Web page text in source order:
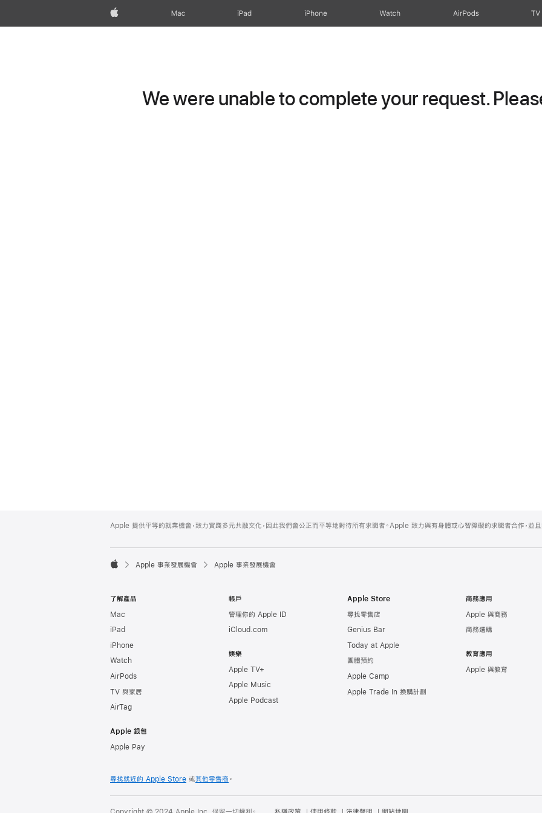
Apple Mac iPad iPhone Watch AirPods TV
We were unable to complete your request.
Footer
Apple 提供平等的就業機會，致力實踐多元共融文化，因此我們會公正而平等地對待所有求職者。Apple 致力與有身體或心智障礙的求職者合作，並且

Apple 事業發展機會 Apple 事業發展機會
了解產品
Mac
iPad
iPhone
Watch
AirPods
TV 與家居
AirTag
Apple 銀包
Apple Pay
帳戶
管理你的 Apple ID
iCloud.com
娛樂
Apple TV+
Apple Music
Apple Podcast
Apple Store
尋找零售店
Genius Bar
Today at Apple
團體預約
Apple Camp
Apple Trade In 換購計劃
商務應用
Apple 與商務
商務選購
教育應用
Apple 與教育
尋找就近的 Apple Store 或其他零售商 。